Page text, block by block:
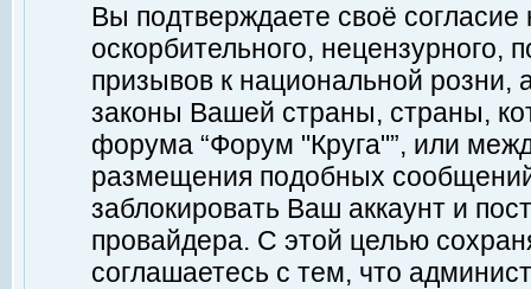
Вы подтверждаете своё
оскорбительного, нецензурного,
призывов к национальной
законы Вашей страны, страны,
форума “Форум "Круга"”, или
размещения подобных
заблокировать Ваш аккаунт и
провайдера. С этой целью
соглашаетесь с тем, что